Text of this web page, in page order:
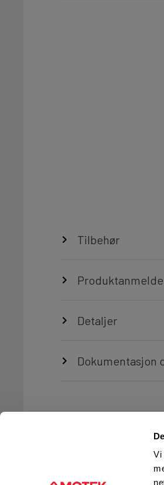
Vi
Tilbehør
Detaljer
Dokumentasjon